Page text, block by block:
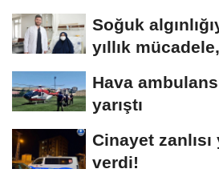
Soğuk
yıllık
Hava
yarıştı
Cinayet zanlısı
verdi!